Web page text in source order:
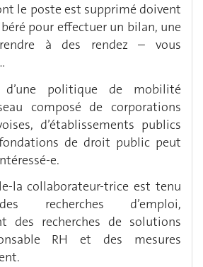
le poste est supprimé doivent
pour effectuer un bilan, une
à des rendez – vous
d’une politique de mobilité
composé de corporations
d’établissements publics
de droit public peut
e.
la collaborateur-trice est tenu
recherches d’emploi,
des recherches de solutions
RH et des mesures